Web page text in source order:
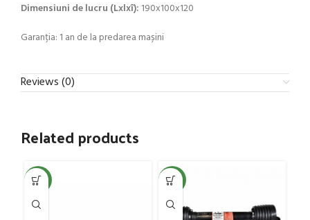
Dimensiuni de lucru (Lxlxî): 190x100x120
Garanția: 1 an de la predarea mașini
Reviews (0)
Related products
NEW NEW